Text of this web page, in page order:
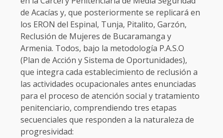
de Acacías y, que posteriormente se replicará en
los ERON del Espinal, Tunja, Pitalito, Garzón,
Reclusión de Mujeres de Bucaramanga y
Armenia. Todos, bajo la metodología P.A.S.O
(Plan de Acción y Sistema de Oportunidades),
que integra cada establecimiento de reclusión a
las actividades ocupacionales antes enunciadas
para el proceso de atención social y tratamiento
penitenciario, comprendiendo tres etapas
secuenciales que responden a la naturaleza de
progresividad: